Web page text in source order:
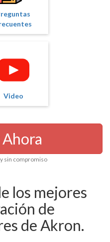
Video
y sin compromiso
los mejores
de
de Akron.